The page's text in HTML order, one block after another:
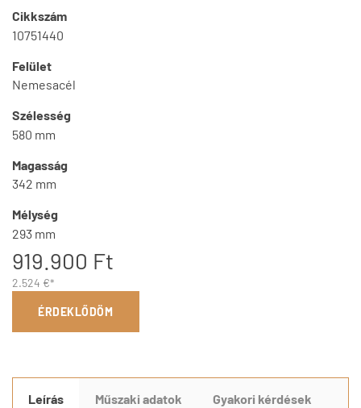
Cikkszám
10751440
Felület
Nemesacél
Szélesség
580 mm
Magasság
342 mm
Mélység
293 mm
919.900 Ft
2.524 €*
ÉRDEKLŐDÖM
Leírás Műszaki adatok Gyakori kérdések